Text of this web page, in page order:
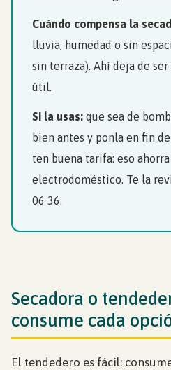
Cuándo compensa la
lluvia, humedad o sin
sin terraza). Ahí deja de
útil.
Si la usas: que sea de
bien antes y ponla en fin
ten buena tarifa: eso
electrodoméstico. Te la
06 36.
Secadora o
consume cada
El tendedero es fácil: